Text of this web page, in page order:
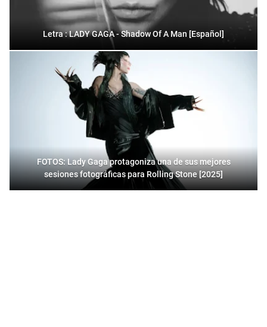
Letra : LADY GAGA - Shadow Of A Man [Español]
FOTOS: Lady Gaga protagoniza una de sus mejores
sesiones fotográficas para Rolling Stone [2025]